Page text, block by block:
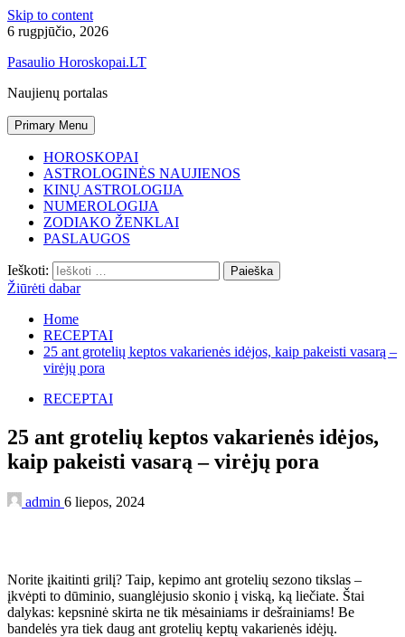
Skip to content
6 rugpjūčio, 2026
Pasaulio Horoskopai.LT
Naujienų portalas
Primary Menu
HOROSKOPAI
ASTROLOGINĖS NAUJIENOS
KINŲ ASTROLOGIJA
NUMEROLOGIJA
ZODIAKO ŽENKLAI
PASLAUGOS
Ieškoti:
Žiūrėti dabar
Home
RECEPTAI
25 ant grotelių keptos vakarienės idėjos, kaip pakeisti vasarą –
virėjų pora
RECEPTAI
25 ant grotelių keptos vakarienės idėjos,
kaip pakeisti vasarą – virėjų pora
admin 6 liepos, 2024
Norite įkaitinti grilį? Taip, kepimo ant grotelių sezono tikslas –
įkvėpti to dūminio, suanglėjusio skonio į viską, ką liečiate. Štai
dalykas: kepsninė skirta ne tik mėsainiams ir dešrainiams! Be
bandelės yra tiek daug ant grotelių keptų vakarienės idėjų.